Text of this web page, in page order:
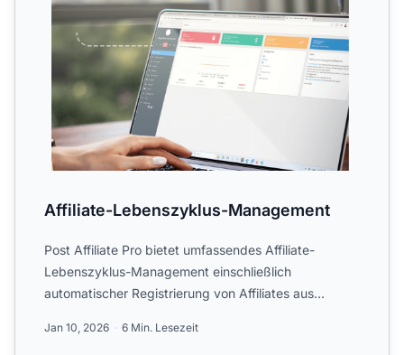
Affiliate-Lebenszyklus-Management
Post Affiliate Pro bietet umfassendes Affiliate-
Lebenszyklus-Management einschließlich
automatischer Registrierung von Affiliates aus
Jan 10, 2026 6 Min. Lesezeit